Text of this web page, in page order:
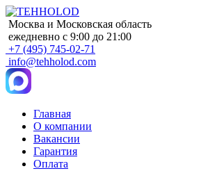
Москва и Московская область
ежедневно с 9:00 до 21:00
+7 (495) 745-02-71
info@tehholod.com
Main
navigation
Главная
О компании
Вакансии
Гарантия
Оплата